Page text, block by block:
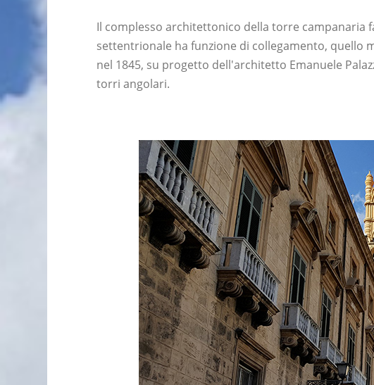
Il complesso architettonico della torre campanaria
settentrionale ha funzione di collegamento, quello
nel 1845, su progetto dell'architetto Emanuele
torri angolari.